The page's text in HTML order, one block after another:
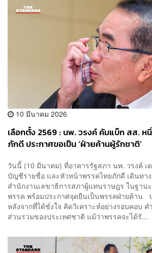
10 มีนาคม 2026
เลือกตั้ง 2569 : นพ. วรงค์ คัมแบ็ก สส. ห
ภักดี ประกาศขอเป็น ‘ฝ่ายค้านผู้รักชาติ’
วันนี้ (10 มีนาคม) ที่อาคารรัฐสภา นพ. วรงค์ เ
บัญชีรายชื่อ และหัวหน้าพรรคไทยภักดี เดินทา
สำนักงานเลขาธิการสภาผู้แทนราษฎร ในฐาน
พรรค พร้อมประกาศจุดยืนเป็นพรรคฝ่ายค้าน น
หลังจากที่ได้ชั่งใจ คิดวิเคราะห์อย่างรอบคอบ
ส่วนรวมของประเทศชาติ แม้ว่าพรรคจะได้รั...